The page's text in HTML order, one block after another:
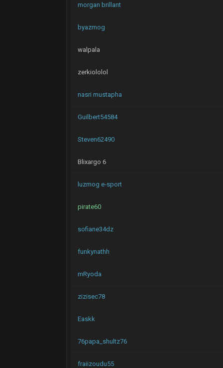
morgan brillant
byazmog
walpala
zerkiololol
nasri mustapha
Guilbert54584
Steven62490
Blixargo 6
luzmog e-sport
pirate60
sofiane34dz
funkynathh
mRyoda
zizisec78
Easkk
76papa_shultz76
fraiizoudu55